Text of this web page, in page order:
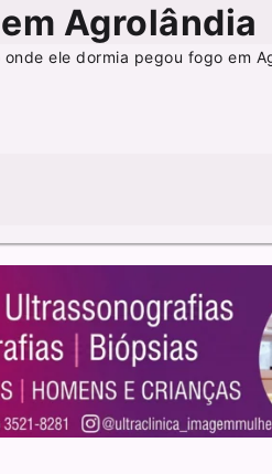
Agrolândia
ele dormia pegou fogo em